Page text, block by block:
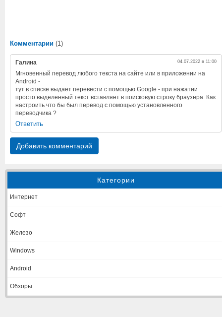
Категории
Интернет
Софт
Железо
Windows
Android
Обзоры
Комментарии (1)
Галина 04.07.2022 в 11:00
Мгновенный перевод любого текста на сайте или в приложении на
Android -
тут в списке выдает перевести с помощью Google - при нажатии
просто выделенный текст вставляет в поисковую строку браузера. Как
настроить что бы был перевод с помощью установленного
переводчика ?
Ответить
Добавить комментарий